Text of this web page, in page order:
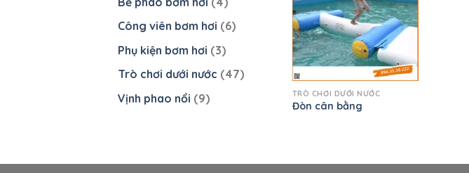
Công viên bơm hơi (6)
Phụ kiện bơm hơi (3)
Trò chơi dưới nước (47)
Vịnh phao nổi (9) TRÒ CHƠI DƯỚI NƯỚC
Đòn cân bằng